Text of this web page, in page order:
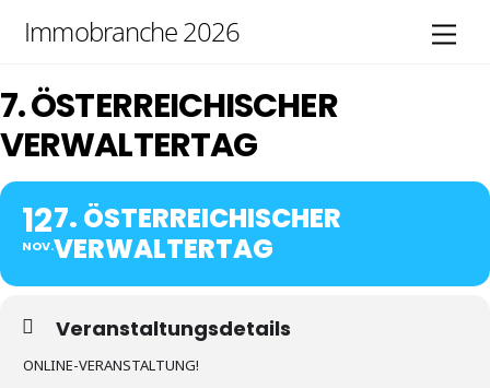
Immobranche 2026
7. ÖSTERREICHISCHER
VERWALTERTAG
12
NOV.
7. ÖSTERREICHISCHER
VERWALTERTAG
Veranstaltungsdetails
ONLINE-VERANSTALTUNG!